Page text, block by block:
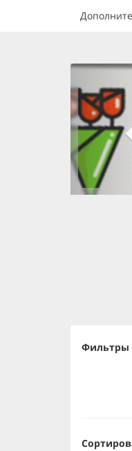
slide 1 of 3
, currently active
, currently
Фильтры